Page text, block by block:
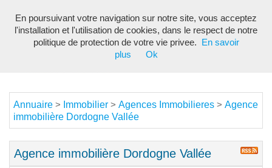
Annuaire > Immobilier > Agences Immobilieres > Agence
immobilière Dordogne Vallée
Agence immobilière Dordogne Vallée
En poursuivant votre navigation sur notre site, vous acceptez
l'installation et l'utilisation de cookies, dans le respect de notre
politique de protection de votre vie privee.
En savoir
plus
Ok